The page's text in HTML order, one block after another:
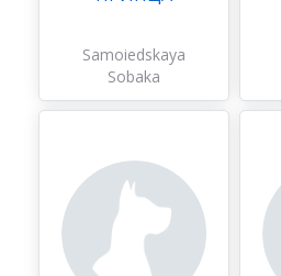
Samoiedskaya
Sobaka